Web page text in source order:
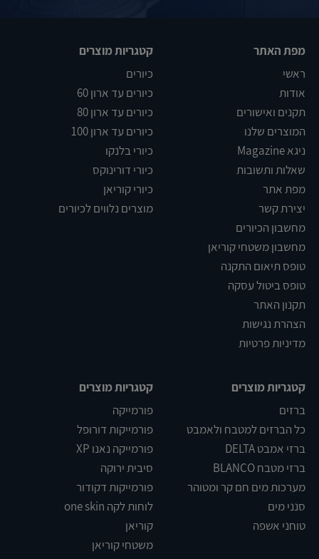
מפת האתר
ראשי
אודות
תקנים ואישורים
המוצרים שלנו
ניגא Magazine
שאלות ותשובות
מפת אתר
יצירת קשר
מחשבון הכיורים
מחשבון משטחי קוריאן
טופס תיאום התקנה
טופס ביטול עסקה
תקנון האתר
הצהרת נגישות
מדיניות פרטיות
קטגריות מוצרים
כיורים
כיורים עד ארון 60
כיורים עד ארון 80
כיורים עד ארון 100
כיורי בלנקו
כיורי דורינוקס
כיורי קוריאן
מוצרים נלווים לכיורים
קטגריות מוצרים
ברזים
כל הברזים למטבח ולאמבט
ברזי אמבט DELTA
ברזי מטבח BLANCO
מערכות מים חם קר ומטוהר
סנני מים
טוחני אשפה
קטגריות מוצרים
פורמייקה
פורמייקות דורופל
פורמייקה נאנו XP
סיבית ירוקה
פורמייקות דקודור
לוחות לקה one skin
קוריאן
משטחי קוריאן